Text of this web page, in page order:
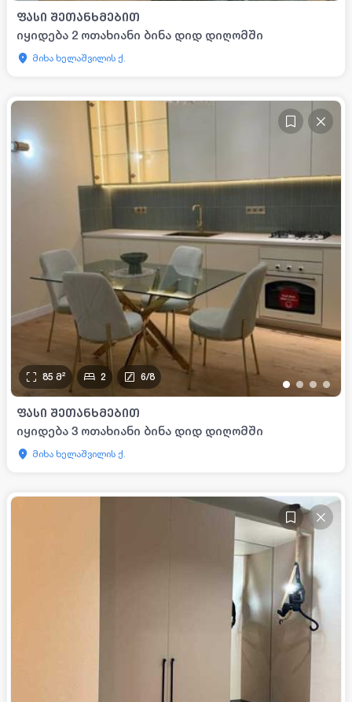
ᲤᲐᲡᲘ ᲨᲔᲗᲐᲜᲮᲛᲔᲑᲘᲗ
იყიდება 2 ოთახიანი ბინა დიდ დიღომში
მიხა ხელაშვილის ქ.
• • • •
85 მ² 2 6/8
ᲤᲐᲡᲘ ᲨᲔᲗᲐᲜᲮᲛᲔᲑᲘᲗ
იყიდება 3 ოთახიანი ბინა დიდ დიღომში
მიხა ხელაშვილის ქ.